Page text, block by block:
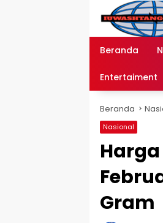
Beranda
Entertaiment
Beranda
Nasional
Gram